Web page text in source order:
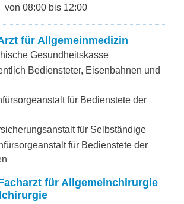
von 08:00 bis 12:00
für Allgemeinmedizin
Gesundheitskasse
Bediensteter, Eisenbahnen und
für Bedienstete der
für Selbständige
für Bedienstete der
für Allgemeinchirurgie